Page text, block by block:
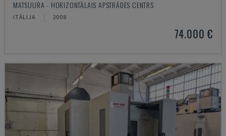
MATSUURA - HORIZONTĀLAIS APSTRĀDES CENTRS
ITĀLIJA 2008
74.000 €